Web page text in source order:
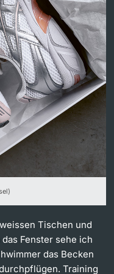
Tischen und
Fenster sehe ich
das Becken
Training